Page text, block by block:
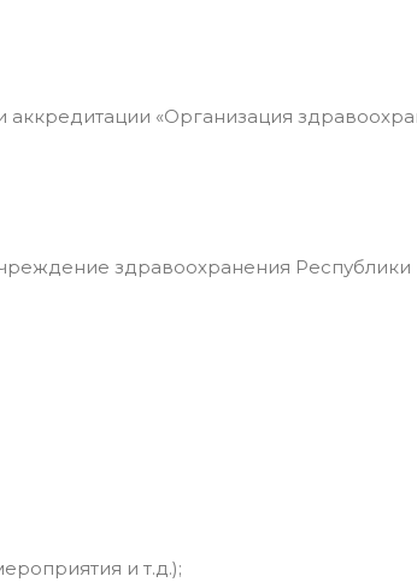
«Организация
здравоохранения Республики
и т.д.);